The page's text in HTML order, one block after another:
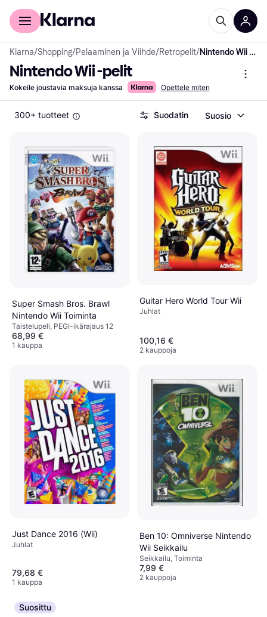
Kuluttajille
Klarna/Shopping/Pelaaminen ja Viihde/Retropelit/ Nintendo Wii -pelit
Nintendo Wii -pelit
Kokeile joustavia maksuja kanssa Opettele miten
300+ tuotteet Suodatin Suosio
Super Smash Bros. Brawl
Nintendo Wii Toiminta
Taistelupeli, PEGI-ikärajaus 12
68,99 €
1 kauppa
Guitar Hero World Tour Wii
Juhlat
100,16 €
2 kauppoja
Just Dance 2016 (Wii)
Juhlat
79,68 €
1 kauppa
Ben 10: Omniverse Nintendo
Wii Seikkailu
Seikkailu, Toiminta
7,99 €
2 kauppoja
Suosittu